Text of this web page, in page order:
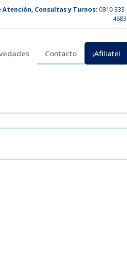
Atención, Consultas y Turnos: 0810-333-
4683
Contacto ¡Afiliate!